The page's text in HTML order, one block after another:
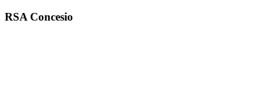
RSA Concesio